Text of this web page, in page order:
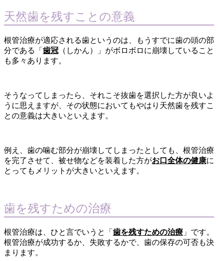
天然歯を残すことの意義
根管治療が適応される歯というのは、もうすでに歯の頭の部
分である「 歯冠 （しかん）」がボロボロに崩壊していること
も多々あります。
そうなってしまったら、それこそ抜歯を選択した方が良いよ
うに思えますが、その状態においてもやはり天然歯を残すこ
との意義は大きいといえます。
例え、歯の噛む部分が崩壊してしまったとしても、根管治療
を完了させて、被せ物などを装着した方がお口全体の健康に
とってもメリットが大きいといえます。
歯を残すための治療
根管治療は、ひと言でいうと「 歯を残すための治療 」です。
根管治療が成功するか、失敗するかで、歯の保存の可否も決
まります。